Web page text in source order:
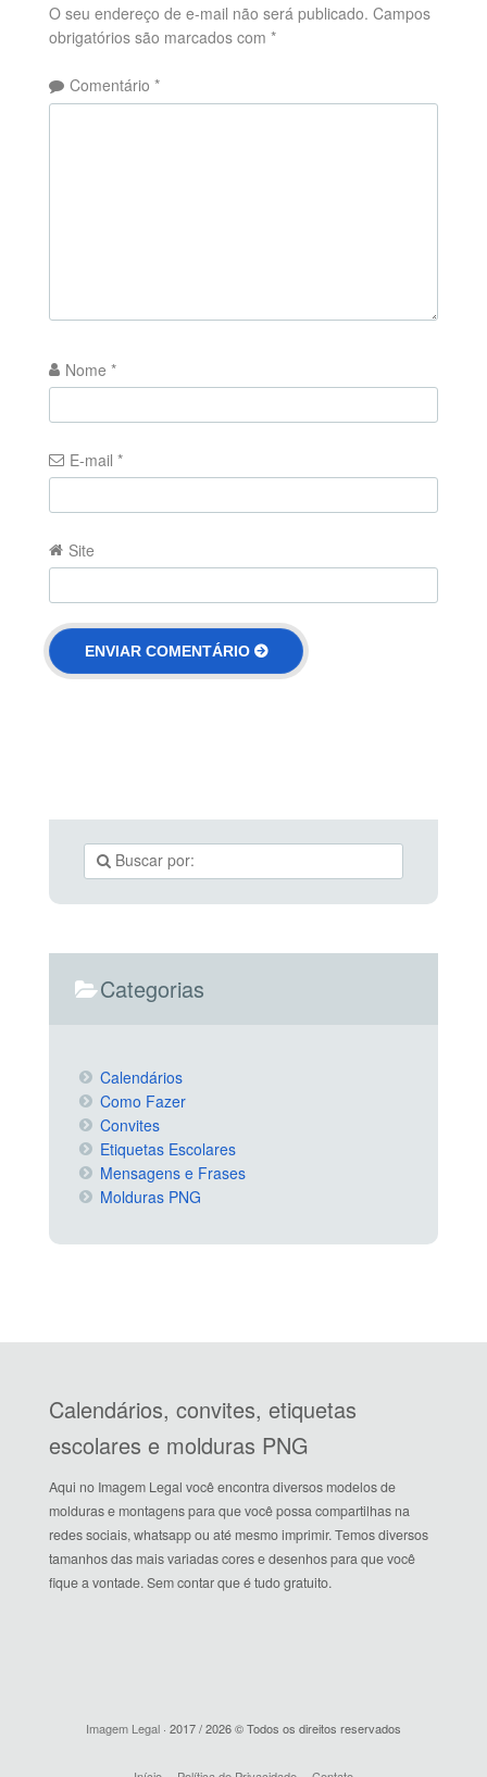
O seu endereço de e-mail não será publicado. Campos
obrigatórios são marcados com *
Comentário *
Nome *
E-mail *
Site
Categorias
Calendários
Como Fazer
Convites
Etiquetas Escolares
Mensagens e Frases
Molduras PNG
Calendários, convites, etiquetas
escolares e molduras PNG
Aqui no Imagem Legal você encontra diversos modelos de
molduras e montagens para que você possa compartilhas na
redes sociais, whatsapp ou até mesmo imprimir. Temos diversos
tamanhos das mais variadas cores e desenhos para que você
fique a vontade. Sem contar que é tudo gratuito.
Imagem Legal · 2017 / 2026 © Todos os direitos reservados